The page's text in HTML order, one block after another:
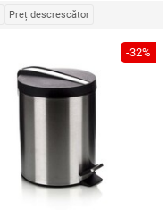
Preț descrescător
-32%